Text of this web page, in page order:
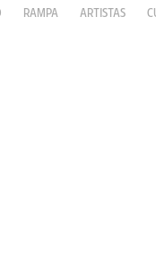
RAMPA ARTISTAS